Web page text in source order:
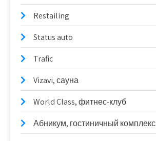
Restailing
Status auto
Trafic
Vizavi, сауна
World Class, фитнес-клуб
Абникум, гостиничный комплекс